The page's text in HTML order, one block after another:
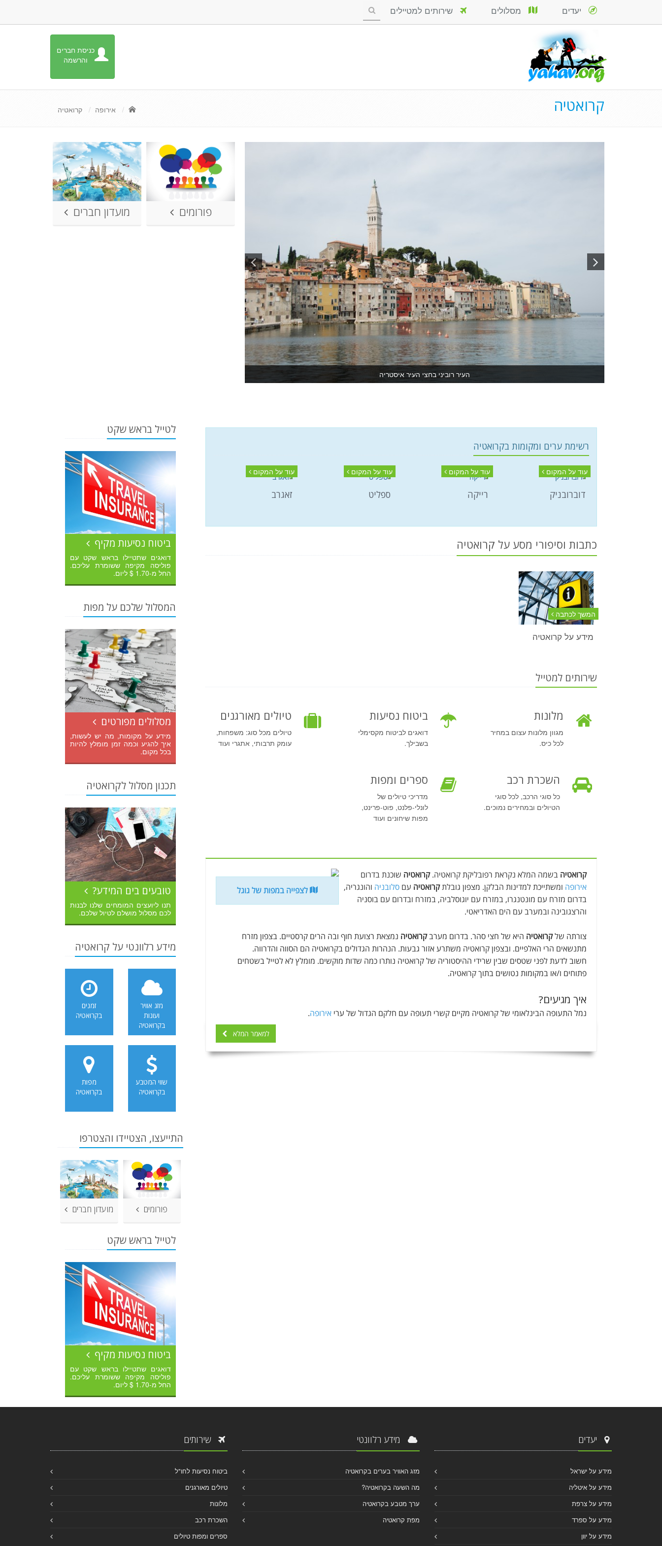
כניסת חברים
והרשמה
יעדים מסלולים שירותים למטיילים
קרואטיה אירופה קרואטיה
העיר רוביני בחצי העיר איסטריה
פורומים מועדון חברים
רשימת ערים ומקומות בקרואטיה
עוד על המקום
דוברובניק
עוד על המקום
רייקה
עוד על המקום
ספליט
עוד על המקום
זאגרב
כתבות וסיפורי מסע על קרואטיה
המשך לכתבה
מידע על קרואטיה
שירותים למטייל
מלונות
מגוון מלונות עצום במחיר
לכל כיס.
ביטוח נסיעות
דואגים לביטוח מקסימלי
בשבילך.
טיולים מאורגנים
טיולים מכל סוג: משפחות,
עומק תרבותי, אתגרי ועוד
השכרת רכב
כל סוגי הרכב, לכל סוגי
הטיולים ובמחירים נמוכים.
ספרים ומפות
מדריכי טיולים של
לונלי-פלנט, פוט-פרינט,
מפות שיחונים ועוד
לצפייה במפות של גוגל
קרואטיה בשמה המלא נקראת רפובליקת קרואטיה.קרואטיה שוכנת בדרום
אירופה ומשתייכת למדינות הבלקן. מצפון גובלתקרואטיה עם סלובניה והונגריה,
בדרום מזרח עם מונטנגרו, במזרח עם יוגוסלביה, במזרח ובדרום עם בוסניה
והרצגובינה ובמערב עם הים האדריאטי.
צורתה שלקרואטיה היא של חצי סהר. בדרום מערבקרואטיה נמצאת רצועת חוף ובה הרים קרסטיים. בצפון מזרח
מתנשאים הרי האלפיים. ובצפון קרואטיה משתרע אזור גבעות. הנהרות הגדולים בקרואטיה הם הסווה והדרווה.
חשוב לדעת לפני שטסים שבין שרידי ההיסטוריה של קרואטיה נותרו כמה שדות מוקשים. מומלץ לא לטייל בשטחים
פתוחים ו/או במקומות נטושים בתוך קרואטיה.
איך מגיעים?
נמל התעופה הבינלאומי של קרואטיה מקיים קשרי תעופה עם חלקם הגדול של ערי אירופה.
למאמר המלא
לטייל בראש שקט
ביטוח נסיעות מקיף
דואגים שתטיילו בראש שקט עם
פוליסה מקיפה ששומרת עליכם.
החל מ-1.70 $ ליום.
המסלול שלכם על מפות
מסלולים מפורטים
מידע על מקומות, מה יש לעשות,
איך להגיע וכמה זמן מומלץ להיות
בכל מקום.
תכנון מסלול לקרואטיה
טובעים בים המידע?
תנו ליועצים המומחים שלנו לבנות
לכם מסלול מושלם לטיול שלכם.
מידע רלוונטי על קרואטיה
מזג אוויר
ועונות
בקרואטיה
זמנים
בקרואטיה
שווי המטבע
בקרואטיה
מפות
בקרואטיה
התייעצו, הצטיידו והצטרפו
פורומים מועדון חברים
לטייל בראש שקט
ביטוח נסיעות מקיף
דואגים שתטיילו בראש שקט עם
פוליסה מקיפה ששומרת עליכם.
החל מ-1.70 $ ליום.
יעדים
מידע על ישראל
מידע על איטליה
מידע על צרפת
מידע על ספרד
מידע על יוון
מידע רלוונטי
מזג האוויר בערים בקרואטיה
מה השעה בקרואטיה?
ערך מטבע בקרואטיה
מפת קרואטיה
שירותים
ביטוח נסיעות לחו"ל
טיולים מאורגנים
מלונות
השכרת רכב
ספרים ומפות טיולים